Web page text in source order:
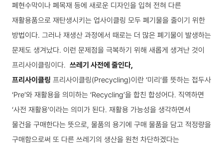
폐현수막이나 폐목재 등에 새로운 디자인을 입혀 전혀 다른
재활용품으로 재탄생시키는 업사이클링 모두 폐기물을 줄이기 위한
방법이다. 그러나 재생산 과정에서 때로는 더 많은 폐기물이 발생하는
문제도 생겨났다. 이런 문제점을 극복하기 위해 새롭게 생겨난 것이
프리사이클링이다. 쓰레기 사전에 줄인다,
프리사이클링 프리사이클링(Precycling)이란 ‘미리’를 뜻하는 접두사
‘Pre’와 재활용을 의미하는 ‘Recycling’을 합친 합성어다. 직역하면
‘사전 재활용’이라는 의미가 된다. 재활용 가능성을 생각하면서
물건을 구매한다는 뜻으로, 물품의 용기에 구매 물품을 담고 적정량을
구매함으로써 또 다른 쓰레기의 생산을 원천 차단하겠다는